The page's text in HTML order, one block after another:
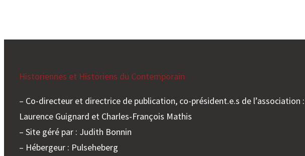
Historiennes et Historiens du Contemporain
– Co-directeur et directrice de publication, co-président.e.s de l’association :
Laurence Guignard et Charles-François Mathis
– Site géré par : Judith Bonnin
– Hébergeur : Pulseheberg